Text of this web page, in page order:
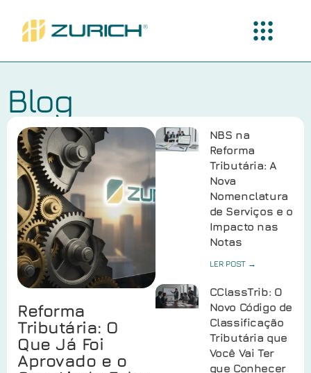
Blog
Reforma
Tributária: O
Que Já Foi
Aprovado e o
NBS na
Reforma
Tributária: A
Nova
Nomenclatura
de Serviços e o
Impacto nas
Notas
LER POST →
CClassTrib: O
Novo Código de
Classificação
Tributária que
Você Vai Ter
que Conhecer